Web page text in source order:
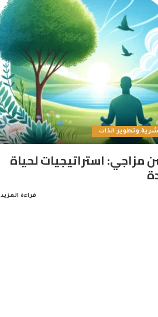
وتطوير الذات
استراتيجيات لحياة
قراءة المزيد